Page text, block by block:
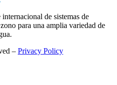
de sistemas de
para una amplia variedad de
– Privacy Policy